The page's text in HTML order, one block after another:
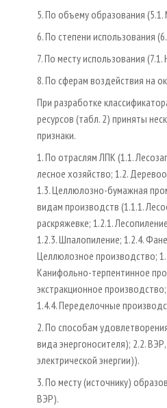
5. По объему образования
6. По степени использования
7. По месту использования
8. По сферам воздействия на
При разработке
ресурсов (табл. 2) приняты
признаки.
1. По отраслям ЛПК (1.1.
лесное хозяйство; 1.2.
1.3. Целлюлозно-бумажная
видам производств (1.1.1.
раскряжевке; 1.2.1.
1.2.3. Шпалопиление; 1.2.4.
Целлюлозное производство;
Канифольно-терпентинное
экстракционное
1.4.4. Переделочные
2. По способам
вида энергоносителя); 2.2.
электрической энергии)).
3. По месту (источнику)
ВЭР).